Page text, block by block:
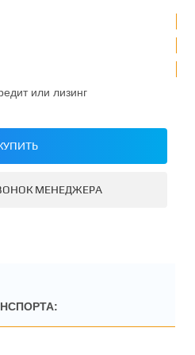
или лизинг
МЕНЕДЖЕРА